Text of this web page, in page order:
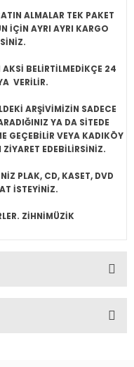
ALMALAR TEK PAKET
İÇİN AYRI AYRI KARGO
BELİRTİLMEDİKÇE 24
VERİLİR.
ARŞİVİMİZİN SADECE
YA DA SİTEDE
GEÇEBİLİR VEYA KADIKÖY
EDEBİLİRSİNİZ.
PLAK, CD, KASET, DVD
İSTEYİNİZ.
ZİHNİMÜZİK